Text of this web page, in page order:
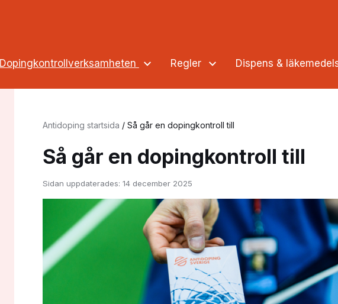
Dopingkontrollverksamheten Regler Dispens &
Antidoping startsida / Så går en dopingkontroll till
Så går en dopingkontroll till
Sidan uppdaterades: 14 december 2025